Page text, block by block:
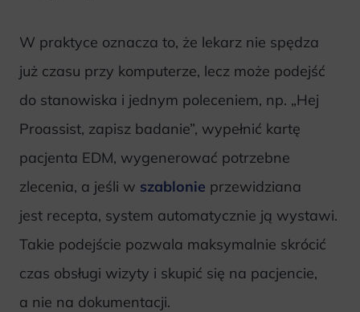
W praktyce oznacza to, że lekarz nie spędza
już czasu przy komputerze, lecz może podejść
do stanowiska i jednym poleceniem, np. „Hej
Proassist, zapisz badanie”, wypełnić kartę
pacjenta EDM, wygenerować potrzebne
zlecenia, a jeśli w szablonie przewidziana
jest recepta, system automatycznie ją wystawi.
Takie podejście pozwala maksymalnie skrócić
czas obsługi wizyty i skupić się na pacjencie,
a nie na dokumentacji.